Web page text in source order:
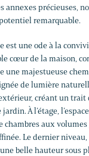
annexes précieuses,
remarquable.
est une ode à la
cœur de la maison,
une majestueuse
de lumière
créant un trait
À l’étage,
chambres aux
Le dernier
belle hauteur sous